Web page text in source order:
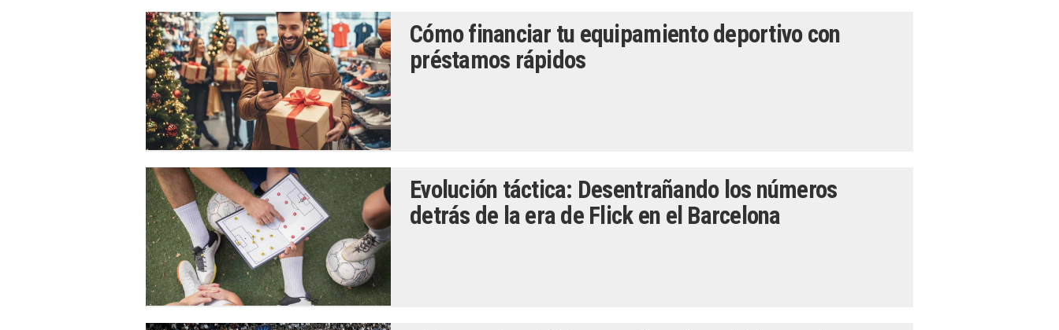
Cómo financiar tu equipamiento deportivo con
préstamos rápidos
Evolución táctica: Desentrañando los números
detrás de la era de Flick en el Barcelona